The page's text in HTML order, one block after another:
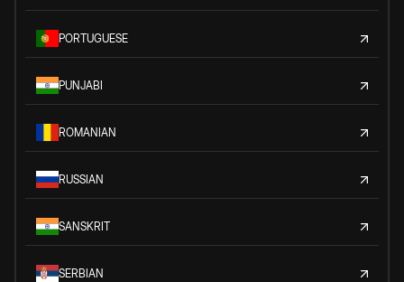
PORTUGUESE
PUNJABI
ROMANIAN
RUSSIAN
SANSKRIT
SERBIAN